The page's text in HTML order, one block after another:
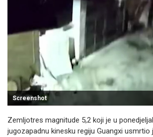
Screenshot
Zemljotres magnitude 5,2 koji je u
jugozapadnu kinesku regiju Guangxi usmrtio